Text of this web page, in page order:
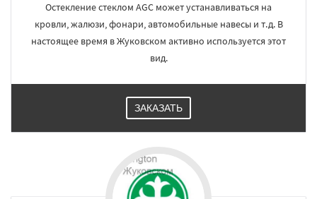
Зарайск Звенигород Ивантеевка Истра
Кашира
Клин Коломна Королев
Котельники Красноармейск
Краснозаводск
Куровское
Луховицы
Можайск Мытищи
Ногинск Одинцово
Озеры Орехово-Зуево
Пущино
Рузф Сергиев Посад
Остекление стеклом AGC может устанавливаться на
кровли, жалюзи, фонари, автомобильные навесы и т.д. В
настоящее время в Жуковском активно используется этот
вид.
ЗАКАЗАТЬ